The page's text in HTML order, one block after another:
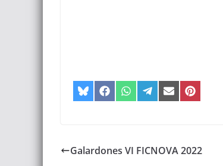
Galardones VI FICNOVA 2022